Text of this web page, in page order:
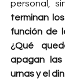
personal,
terminan
función de
¿Qué
apagan
urnas y el